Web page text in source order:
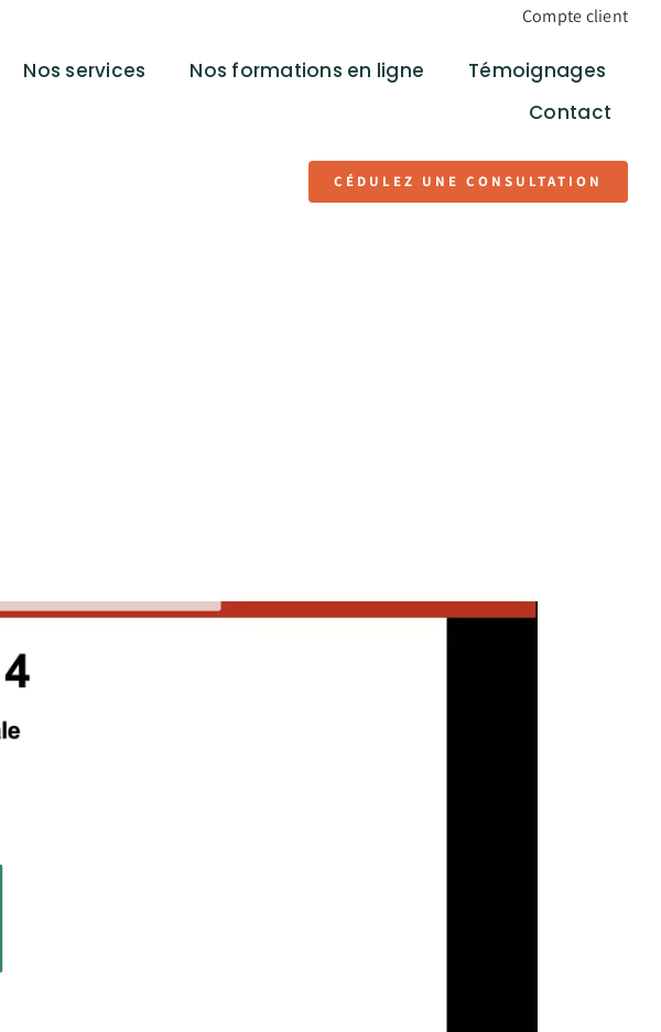
Compte client
Nos services Nos formations en ligne
Témoignages
Contact
CÉDULEZ UNE CONSULTATION